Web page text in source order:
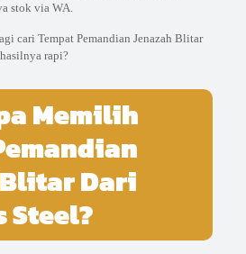
stok via WA.
cari Tempat Pemandian Jenazah Blitar
rapi?
Memilih
Dari
Steel?